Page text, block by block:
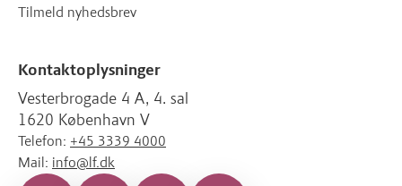
Tilmeld nyhedsbrev
Kontaktoplysninger
Vesterbrogade 4 A, 4. sal
1620 København V
Telefon: +45 3339 4000
Mail: info@lf.dk